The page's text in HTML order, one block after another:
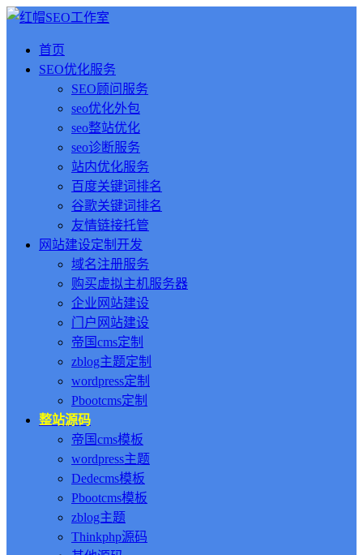
首页
SEO优化服务
SEO顾问服务
seo优化外包
seo整站优化
seo诊断服务
站内优化服务
百度关键词排名
谷歌关键词排名
友情链接托管
网站建设定制开发
域名注册服务
购买虚拟主机服务器
企业网站建设
门户网站建设
帝国cms定制
zblog主题定制
wordpress定制
Pbootcms定制
整站源码
帝国cms模板
wordpress主题
Dedecms模板
Pbootcms模板
zblog主题
Thinkphp源码